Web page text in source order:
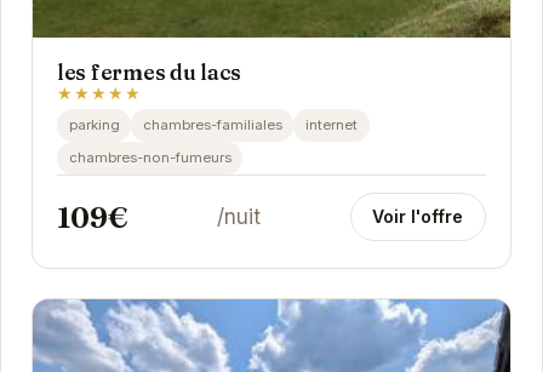
les fermes du lacs
★★★★★
parking chambres-familiales
internet
chambres-non-fumeurs
109€ /nuit Voir l'offre